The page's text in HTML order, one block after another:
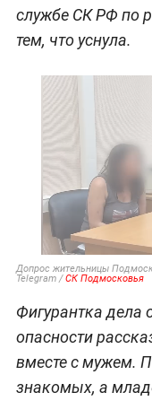
службе СК РФ по
тем, что уснула.
Допрос жительницы
Telegram /СК Подмосковья
Фигурантка дела
опасности
вместе с мужем.
знакомых, а